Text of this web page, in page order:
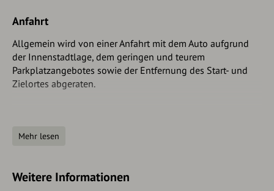
Anschließend nehmen wir die nächste Straße links
kreuzt. Dieser folgen wir rechts bis zur nächsten Kreuzung
und folgen anschließend der Baaderstraße links für etwa
30 m, um danach rechts in die Kohlstraße einzubiegen. Der
Kohlstraße folgen wir vorbei am imposanten Gebäude des
Deutsche Museum
überquert die vor uns liegende Erhardtstraße, um auf die
Anfahrt
Allgemein wird von einer Anfahrt mit dem Auto aufgrund
der Innenstadtlage, dem geringen und teurem
Parkplatzangebotes sowie der Entfernung des Start- und
Zielortes abgeraten.
Sollte die Anreise dennoch mit dem Auto erfolgen,
Parking (Landwehrstr. 10).
Mehr lesen
Weitere Informationen